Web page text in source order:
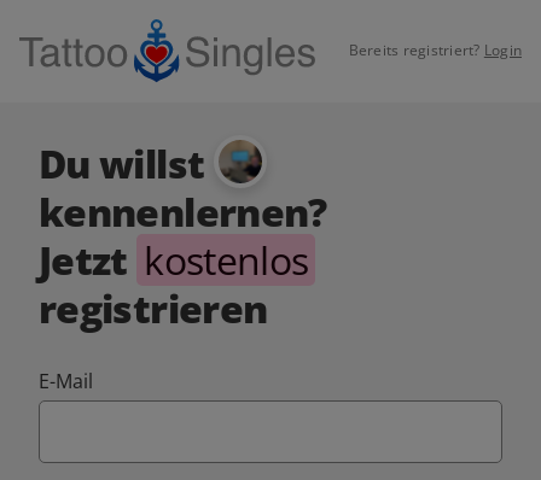
Bereits registriert? Login
Du willst
kennenlernen?
Jetzt kostenlos
registrieren
E-Mail